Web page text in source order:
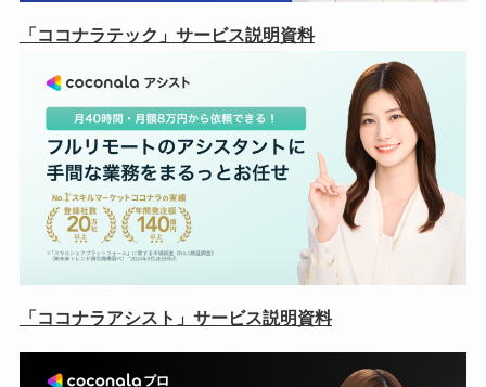
「ココナラテック」サービス説明資料
「ココナラアシスト」サービス説明資料